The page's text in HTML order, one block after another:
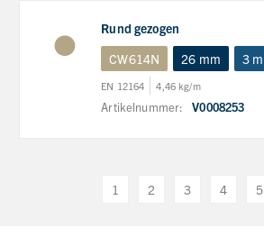
Rund gezogen
CW614N
26 mm 3 m
EN 12164 4,46 kg/m
Artikelnummer: V0008253
1 2 3 4 5